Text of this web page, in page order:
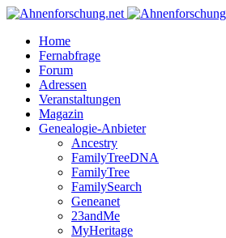
Home
Fernabfrage
Forum
Adressen
Veranstaltungen
Magazin
Genealogie-Anbieter
Ancestry
FamilyTreeDNA
FamilyTree
FamilySearch
Geneanet
23andMe
MyHeritage